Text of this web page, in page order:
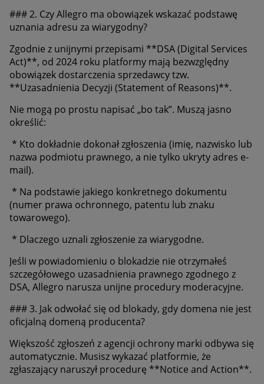
### 2. Czy Allegro ma obowiązek wskazać podstawę
uznania adresu za wiarygodny?
Zgodnie z unijnymi przepisami **DSA (Digital Services
Act)**, od 2024 roku platformy mają bezwzględny
obowiązek dostarczenia sprzedawcy tzw.
**Uzasadnienia Decyzji (Statement of Reasons)**.
Nie mogą po prostu napisać „bo tak”. Muszą jasno
określić:
* Kto dokładnie dokonał zgłoszenia (imię, nazwisko lub
nazwa podmiotu prawnego, a nie tylko ukryty adres e-
mail).
* Na podstawie jakiego konkretnego dokumentu
(numer prawa ochronnego, patentu lub znaku
towarowego).
* Dlaczego uznali zgłoszenie za wiarygodne.
Jeśli w powiadomieniu o blokadzie nie otrzymałeś
szczegółowego uzasadnienia prawnego zgodnego z
DSA, Allegro narusza unijne procedury moderacyjne.
### 3. Jak odwołać się od blokady, gdy domena nie jest
oficjalną domeną producenta?
Większość zgłoszeń z agencji ochrony marki odbywa się
automatycznie. Musisz wykazać platformie, że
zgłaszający naruszył procedurę **Notice and Action**.